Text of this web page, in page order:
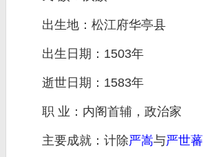
出生地：松江府华亭县
出生日期：1503年
逝世日期：1583年
职 业：内阁首辅，政治家
主要成就：计除严嵩与严世蕃